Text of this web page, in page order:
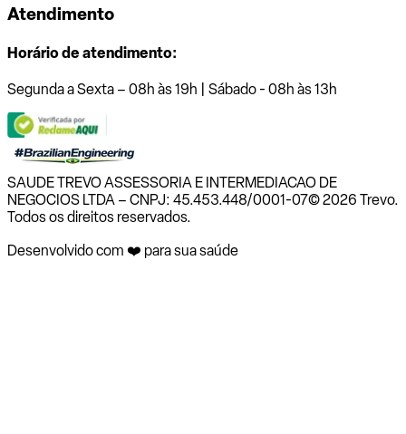
Atendimento
Horário de atendimento:
Segunda a Sexta – 08h às 19h | Sábado - 08h às 13h
SAUDE TREVO ASSESSORIA E INTERMEDIACAO DE
NEGOCIOS LTDA – CNPJ: 45.453.448/0001-07© 2026 Trevo.
Todos os direitos reservados.
Desenvolvido com ❤️ para sua saúde